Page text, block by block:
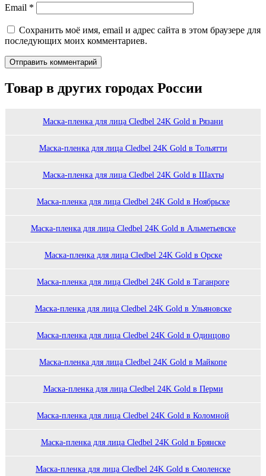
Email *
Сохранить моё имя, email и адрес сайта в этом браузере для
последующих моих комментариев.
Товар в других городах России
Маска-пленка для лица Cledbel 24K Gold в Рязани
Маска-пленка для лица Cledbel 24K Gold в Тольятти
Маска-пленка для лица Cledbel 24K Gold в Шахты
Маска-пленка для лица Cledbel 24K Gold в Ноябрьске
Маска-пленка для лица Cledbel 24K Gold в Альметьевске
Маска-пленка для лица Cledbel 24K Gold в Орске
Маска-пленка для лица Cledbel 24K Gold в Таганроге
Маска-пленка для лица Cledbel 24K Gold в Ульяновске
Маска-пленка для лица Cledbel 24K Gold в Одинцово
Маска-пленка для лица Cledbel 24K Gold в Майкопе
Маска-пленка для лица Cledbel 24K Gold в Перми
Маска-пленка для лица Cledbel 24K Gold в Коломной
Маска-пленка для лица Cledbel 24K Gold в Брянске
Маска-пленка для лица Cledbel 24K Gold в Смоленске